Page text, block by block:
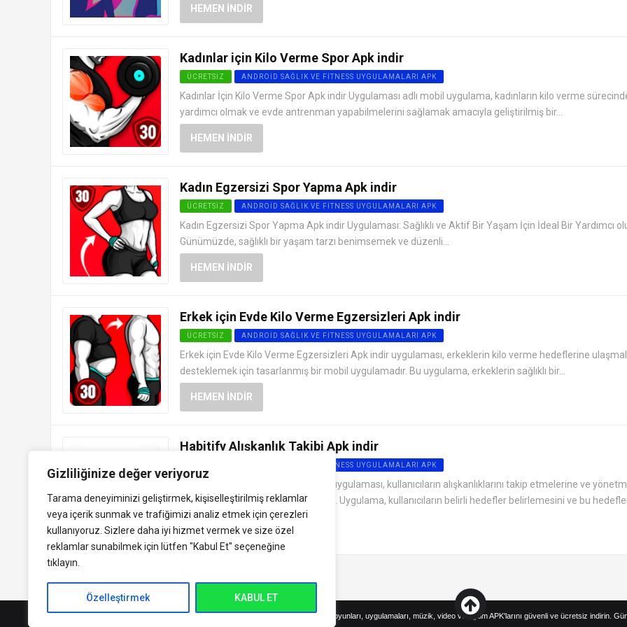
Gizliliğinize değer veriyoruz
Tarama deneyiminizi geliştirmek, kişiselleştirilmiş reklamlar
veya içerik sunmak ve trafiğimizi analiz etmek için çerezleri
kullanıyoruz. Sizlere daha iyi hizmet vermek ve size özel
reklamlar sunabilmek için lütfen "Kabul Et" seçeneğine
tıklayın.
Özelleştirmek KABUL ET
HEMEN İNDIR
Kadınlar için Kilo Verme Spor Apk indir
ÜCRETSIZ ANDROID SAĞLIK VE FITNESS UYGULAMALARI APK
Kadınlar İçin Kilo Verme Spor Apk indir Uygulaması adlı mobil uygulama, kadınların kilo verme
yardımcı olmak ve evde antrenman yapabilmelerini sağlamak amacıyla geliştirilmiş bir...
HEMEN İNDIR
Kadın Egzersizi Spor Yapma Apk indir
ÜCRETSIZ ANDROID SAĞLIK VE FITNESS UYGULAMALARI APK
Kadın Egzersizi Spor Yapma Apk indir Uygulaması: Sağlıklı ve Aktif Bir Yaşam İçin İdeal Bir Yardımcı
Günümüzde, sağlıklı bir yaşam tarzı benimsemek ve düzenli...
HEMEN İNDIR
Erkek için Evde Kilo Verme Egzersizleri Apk indir
ÜCRETSIZ ANDROID SAĞLIK VE FITNESS UYGULAMALARI APK
Erkek için Evde Kilo Verme Egzersizleri Apk indir uygulaması, erkeklerin kilo verme hedeflerine
desteklemek için tasarlanmış bir mobil uygulamadır. Bu uygulama, erkeklerin sağlıklı bir...
HEMEN İNDIR
Habitify Alışkanlık Takibi Apk indir
ANDROID SAĞLIK VE FITNESS UYGULAMALARI APK
Habitify: Alışkanlık Takibi APK indir uygulaması, kullanıcıların alışkanlıklarını takip etmelerine ve
yardımcı olan bir mobil uygulamadır. Uygulama, kullanıcıların belirli hedefler belirlemesini ve bu
HEMEN İNDIR
indirVip.com, en güvenilir ve hızlı APK indirme platformudur! En popüler Android oyunları, uygulamaları, müzik, video ve eğitim APK'larını güvenli ve ücretsiz indirin.